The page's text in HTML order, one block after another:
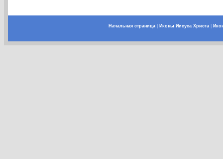
Начальная страница| Иконы Иисуса Христа|